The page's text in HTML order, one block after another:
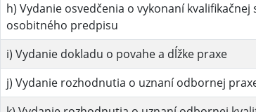
h) Vydanie osvedčenia o vykonaní
osobitného predpisu
i) Vydanie dokladu o povahe a dĺžke praxe
j) Vydanie rozhodnutia o uznaní odbornej